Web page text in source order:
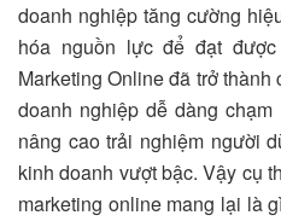
doanh nghiệp tăng cường
hóa nguồn lực để đạt
Marketing Online đã trở
doanh nghiệp dễ dàng
nâng cao trải nghiệm người
kinh doanh vượt bậc. Vậy cụ
marketing online mang lại là